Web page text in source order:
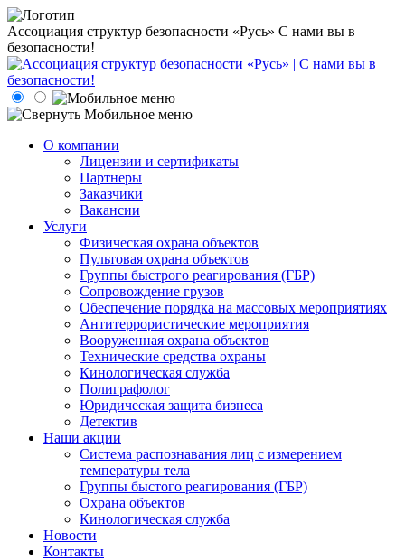
Ассоциация структур безопасности «Русь» С нами вы в
безопасности!
О компании
Лицензии и сертификаты
Партнеры
Заказчики
Вакансии
Услуги
Физическая охрана объектов
Пультовая охрана объектов
Группы быстрого реагирования (ГБР)
Сопровождение грузов
Обеспечение порядка на массовых мероприятиях
Антитеррористические мероприятия
Вооруженная охрана объектов
Технические средства охраны
Кинологическая служба
Полиграфолог
Юридическая защита бизнеса
Детектив
Наши акции
Система распознавания лиц с измерением
температуры тела
Группы быстого реагирования (ГБР)
Охрана объектов
Кинологическая служба
Новости
Контакты